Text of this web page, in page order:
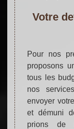
Votre
Pour nos
proposons
tous les
nos
envoyer
et démuni
prions de